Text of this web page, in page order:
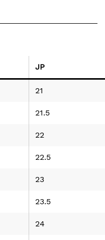
JP
21
21.5
22
22.5
23
23.5
24